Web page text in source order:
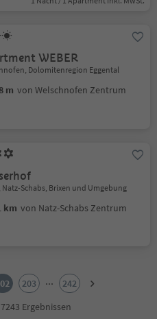
WEBER
Dolomitenregion Eggental
m von Welschnofen Zentrum
Natz-Schabs, Brixen und Umgebung
km von Natz-Schabs Zentrum
203 ...
242
Ergebnissen